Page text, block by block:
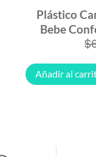
Plástico
Bebe
$
Añadir al